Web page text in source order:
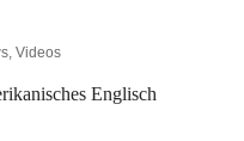
, Videos
Englisch